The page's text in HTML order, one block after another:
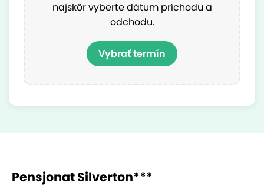
najskôr vyberte dátum príchodu a
odchodu.
Vybrať termín
Pensjonat Silverton***